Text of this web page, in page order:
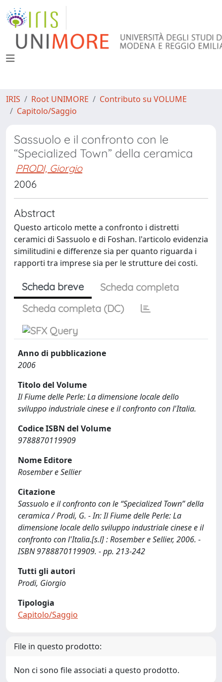
IRIS Root UNIMORE
Contributo su VOLUME
Capitolo/Saggio
Sassuolo e il confronto con le
“Specialized Town” della ceramica
PRODI, Giorgio
2006
Abstract
Questo articolo mette a confronto i distretti
ceramici di Sassuolo e di Foshan. l'articolo evidenzia
similitudini e differenze sia per quanto riguarda i
rapporti tra imprese sia per le strutture dei costi.
Scheda breve
Scheda completa
Scheda completa (DC)
Anno di pubblicazione
2006
Titolo del Volume
Il Fiume delle Perle: La dimensione locale dello
sviluppo industriale cinese e il confronto con l'Italia.
Codice ISBN del Volume
9788870119909
Nome Editore
Rosember e Sellier
Citazione
Sassuolo e il confronto con le “Specialized Town” della
ceramica / Prodi, G. - In: Il Fiume delle Perle: La
dimensione locale dello sviluppo industriale cinese e il
confronto con l'Italia.[s.l] : Rosember e Sellier, 2006. -
ISBN 9788870119909. - pp. 213-242
Tutti gli autori
Prodi, Giorgio
Tipologia
Capitolo/Saggio
File in questo prodotto:
Non ci sono file associati a questo prodotto.